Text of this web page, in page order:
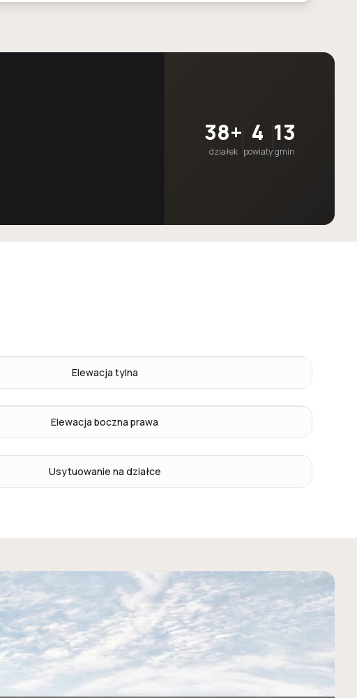
38+
działek
4
powiaty
13
gmin
Elewacja tylna
Elewacja boczna prawa
Usytuowanie na działce